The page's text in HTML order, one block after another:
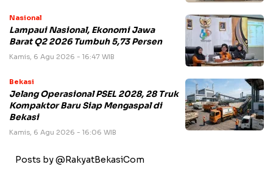
Nasional
Lampaui Nasional, Ekonomi Jawa
Barat Q2 2026 Tumbuh 5,73 Persen
Kamis, 6 Agu 2026 - 16:47 WIB
Bekasi
Jelang Operasional PSEL 2028, 28 Truk
Kompaktor Baru Siap Mengaspal di
Bekasi
Kamis, 6 Agu 2026 - 16:06 WIB
Posts by @RakyatBekasiCom